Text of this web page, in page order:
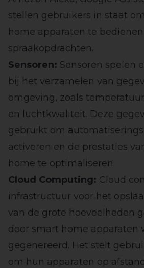
stellen gebruikers in staat
home apparaten te
spraakopdrachten.
Sensoren: Sensoren spelen
bij het verzamelen van
omgeving, zoals
en luchtkwaliteit. Deze
gebruikt om
activeren en de prestaties
home te optimaliseren.
Cloud Computing: Cloud
infrastructuur voor het
van de grote hoeveelheden
door smart home apparaten
gegenereerd. Het stelt
om hun apparaten op